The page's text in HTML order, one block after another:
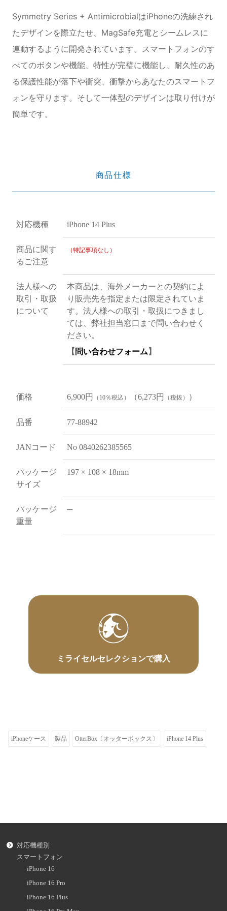
Symmetry Series + AntimicrobialはiPhoneの洗練され
たデザインを際立たせ、MagSafe充電とシームレスに
連動するように開発されています。スマートフォンのす
べてのボタンや機能、特性が完璧に機能し、耐久性のあ
る保護性能が落下や衝突、衝撃からあなたのスマートフ
ォンを守ります。そして一体型のデザインは取り付けが
簡単です。
商品仕様
対応機種 iPhone 14 Plus
商品に関す
るご注意
（特記事項なし）
法人様への
取引・取扱
について
本商品は、海外メーカーとの契約によ
り販売先を指定または限定されていま
す。法人様への取引・取扱につきまし
ては、弊社担当窓口まで問い合わせく
ださい。
【 問い合わせフォーム 】
価格 6,900円 （10％税込） （6,273円 （税抜） ）
品番 77-88942
JANコード No 0840262385565
パッケージ
サイズ
197 × 108 × 18mm
パッケージ
重量
─
ミライセルセレクションで購入
iPhoneケース 製品 OtterBox〔オッターボックス〕 iPhone 14 Plus
対応機種別
スマートフォン
iPhone 16
iPhone 16 Pro
iPhone 16 Plus